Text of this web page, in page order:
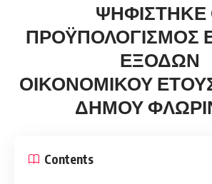
ΨΗΦΙΣΤΗΚΕ
ΠΡΟΫΠΟΛΟΓΙΣΜΟΣ
ΕΞΟΔΩΝ
ΟΙΚΟΝΟΜΙΚΟΥ
ΔΗΜΟΥ
Contents